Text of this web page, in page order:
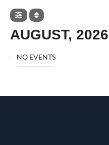
AUGUST, 2026
NO EVENTS